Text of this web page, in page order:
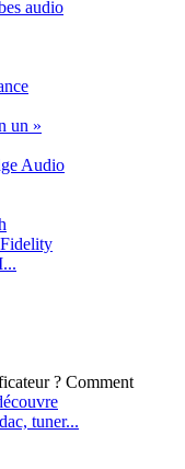
audio
un »
Audio
Comment
tuner...